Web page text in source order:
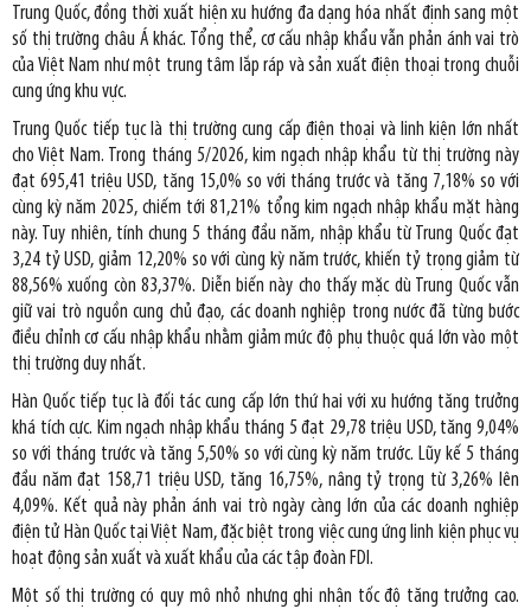
Trung Quốc, đồng thời xuất hiện xu hướng đa dạng hóa nhất định sang một
số thị trường châu Á khác. Tổng thể, cơ cấu nhập khẩu vẫn phản ánh vai trò
của Việt Nam như một trung tâm lắp ráp và sản xuất điện thoại trong chuỗi
cung ứng khu vực.
Trung Quốc tiếp tục là thị trường cung cấp điện thoại và linh kiện lớn nhất
cho Việt Nam. Trong tháng 5/2026, kim ngạch nhập khẩu từ thị trường này
đạt 695,41 triệu USD, tăng 15,0% so với tháng trước và tăng 7,18% so với
cùng kỳ năm 2025, chiếm tới 81,21% tổng kim ngạch nhập khẩu mặt hàng
này. Tuy nhiên, tính chung 5 tháng đầu năm, nhập khẩu từ Trung Quốc đạt
3,24 tỷ USD, giảm 12,20% so với cùng kỳ năm trước, khiến tỷ trọng giảm từ
88,56% xuống còn 83,37%. Diễn biến này cho thấy mặc dù Trung Quốc vẫn
giữ vai trò nguồn cung chủ đạo, các doanh nghiệp trong nước đã từng bước
điều chỉnh cơ cấu nhập khẩu nhằm giảm mức độ phụ thuộc quá lớn vào một
thị trường duy nhất.
Hàn Quốc tiếp tục là đối tác cung cấp lớn thứ hai với xu hướng tăng trưởng
khá tích cực. Kim ngạch nhập khẩu tháng 5 đạt 29,78 triệu USD, tăng 9,04%
so với tháng trước và tăng 5,50% so với cùng kỳ năm trước. Lũy kế 5 tháng
đầu năm đạt 158,71 triệu USD, tăng 16,75%, nâng tỷ trọng từ 3,26% lên
4,09%. Kết quả này phản ánh vai trò ngày càng lớn của các doanh nghiệp
điện tử Hàn Quốc tại Việt Nam, đặc biệt trong việc cung ứng linh kiện phục vụ
hoạt động sản xuất và xuất khẩu của các tập đoàn FDI.
Một số thị trường có quy mô nhỏ nhưng ghi nhận tốc độ tăng trưởng cao.